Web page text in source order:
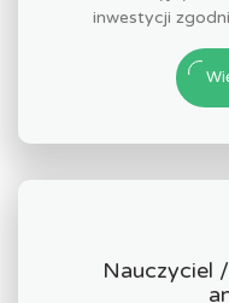
inwestycji
Nauczyciel